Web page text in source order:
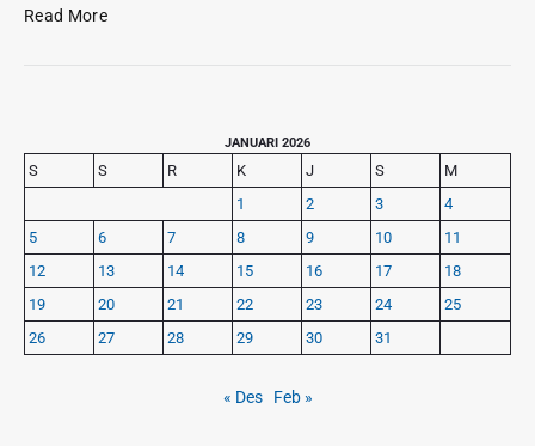
Read MoreD
P
n
g
u
n
a
r
i
m
a
r
y
S
JANUARI 2026
S S R K J S
M
1
2 3
4
5
6 7 8 9 10
11
12
13 14 15 16 17
18
19
20 21 22 23 24
25
26
27 28 29 30 31
« Des Feb »